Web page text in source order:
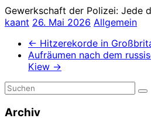
Gewerkschaft der Polizei: Jede
kaant 26. Mai 2026 Allgemein
← Hitzerekorde in
Aufräumen nach dem
Kiew →
Archiv